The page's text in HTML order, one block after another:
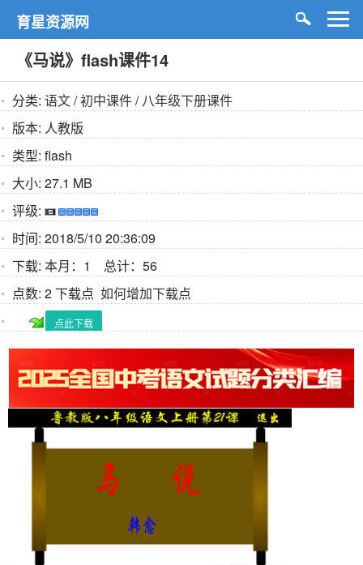
育星资源网
《马说》flash课件14
分类: 语文/初中课件/八年级下册课件
版本: 人教版
类型: flash
大小: 27.1 MB
评级:
时间: 2018/5/10 20:36:09
下载: 本月：1 总计：56
点数: 2 下载点 如何增加下载点
点此下载